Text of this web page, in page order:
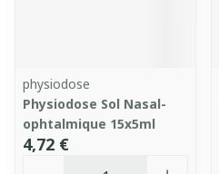
physiodose
Physiodose Sol Nasal-
ophtalmique 15x5ml
4,72 €